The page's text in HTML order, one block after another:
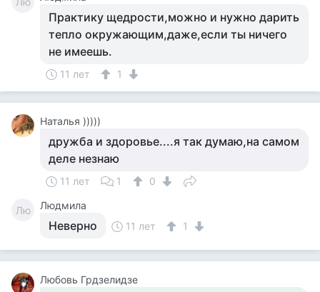
Практику щедрости,можно и нужно дарить
тепло окружающим,даже,если ты ничего
не имеешь.
11 лет 1
Наталья )))))
дружба и здоровье....я так думаю,на самом
деле незнаю
11 лет 1 0
Лю Людмила
Неверно 11 лет 1
Любовь Грдзелидзе